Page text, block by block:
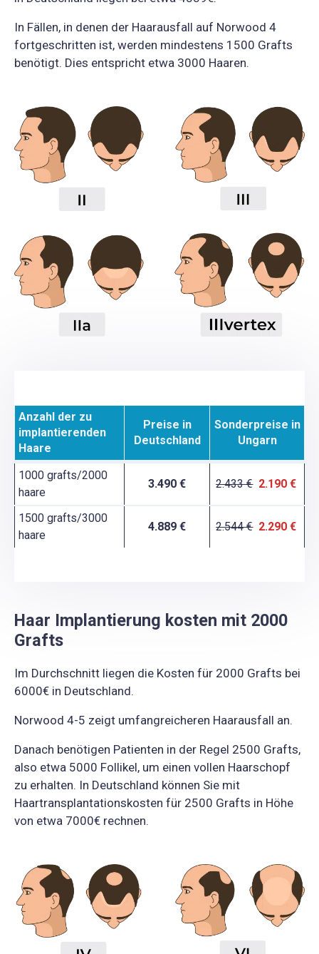
In Fällen, in denen der Haarausfall auf Norwood 4
fortgeschritten ist, werden mindestens 1500 Grafts
benötigt. Dies entspricht etwa 3000 Haaren.
Anzahl der zu
implantierenden
Haare
Preise in
Deutschland
Sonderpreise in
Ungarn
1000 grafts/2000
haare
3.490 € 2.433 € 2.190 €
1500 grafts/3000
haare
4.889 € 2.544 € 2.290 €
Haar Implantierung kosten mit 2000
Grafts
Im Durchschnitt liegen die Kosten für 2000 Grafts bei
6000€ in Deutschland.
Norwood 4-5 zeigt umfangreicheren Haarausfall an.
Danach benötigen Patienten in der Regel 2500 Grafts,
also etwa 5000 Follikel, um einen vollen Haarschopf
zu erhalten. In Deutschland können Sie mit
Haartransplantationskosten für 2500 Grafts in Höhe
von etwa 7000€ rechnen.